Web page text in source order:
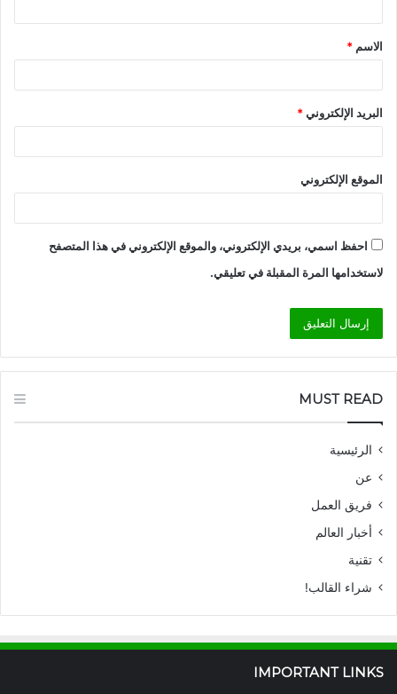
ق
*
الاسم *
البريد الإلكتروني*
الموقع الإلكتروني
احفظ اسمي، بريدي الإلكتروني، والموقع الإلكتروني في هذا المتصفح
لاستخدامها المرة المقبلة في تعليقي.
MUST READ
الرئيسية
عن
فريق العمل
أخبار العالم
تقنية
شراء القالب!
IMPORTANT LINKS